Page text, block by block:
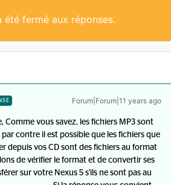
été fermé aux réponses.
Forum|Forum|11 years ago
Comme vous savez, les fichiers MP3 sont
contre il est possible que les fichiers que
depuis vos CD sont des fichiers au format
de vérifier le format et de convertir ses
sur votre Nexus 5 s'ils ne sont pas au